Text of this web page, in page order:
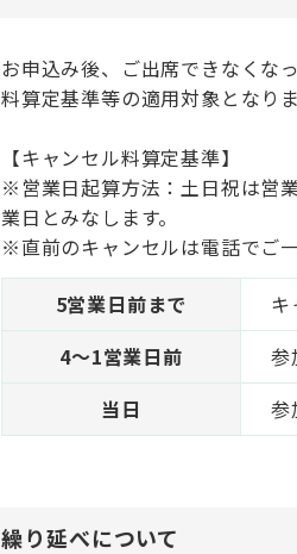
お申込み後、ご出席できなくな
料算定基準等の適用対象となり
【キャンセル料算定基準】
※営業日起算方法：土日祝は営
業日とみなします。
※直前のキャンセルは電話でご一
5営業日前まで
キ
4～1営業日前
参
当日
参
繰り延べについて